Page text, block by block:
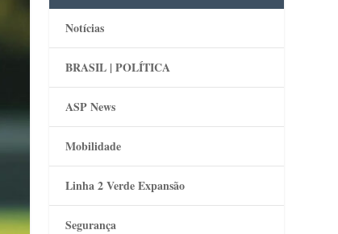
Notícias
BRASIL | POLÍTICA
ASP News
Mobilidade
Linha 2 Verde Expansão
Segurança